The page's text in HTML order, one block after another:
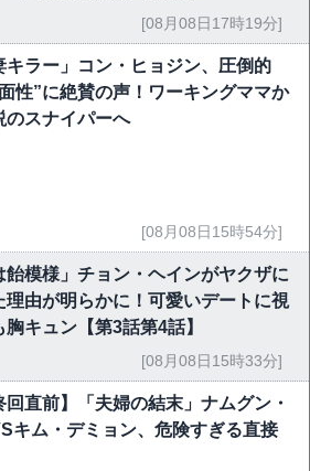
[08月08日17時19分]
キラー」コン・ヒョジン、圧倒的
性”に絶賛の声！ワーキングママか
のスナイパーへ
[08月08日15時54分]
飴模様」チョン・ヘインがヤクザに
理由が明らかに！可愛いデートに視
胸キュン【第3話第4話】
[08月08日15時33分]
回直前】「夫婦の結末」ナムグン・
キム・デミョン、危険すぎる直接